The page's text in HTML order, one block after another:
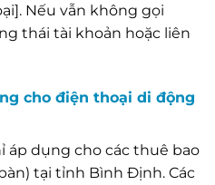
Nếu vẫn không gọi
thái tài khoản hoặc liên
cho điện thoại di động
áp dụng cho các thuê bao
tại tỉnh Bình Định. Các